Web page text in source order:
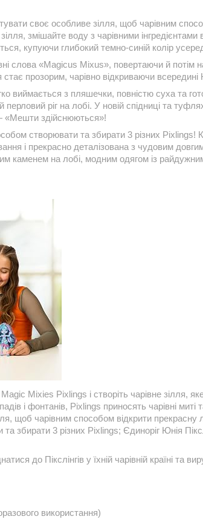
своє особливе зілля, щоб чарівним
змішайте воду з чарівними
купуючи глибокий темно-синій колір
слова «Magicus Mixus», повертаючи й потім
стає прозорим, чарівно відкриваючи
виймається з пляшечки, повністю суха та
перловий ріг на лобі. У новій спідниці та
«Мешти здійснюються»!
створювати та збирати 3 різних Pixlings!
і прекрасно деталізована з чудовим
каменем на лобі, модним одягом із
Mixies Pixlings і створіть чарівне зілля,
і фонтанів, Pixlings приносять чарівні миті
щоб чарівним способом відкрити прекрасну
збирати 3 різних Pixlings; Єдиноріг Юнія
до Пікслінгів у їхній чарівній країні та
використання)